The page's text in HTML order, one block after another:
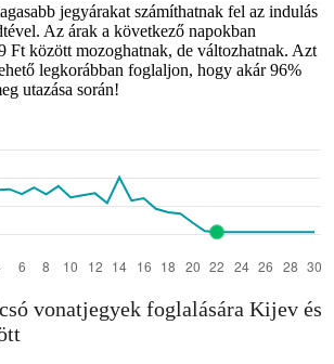
jegyárakat számíthatnak fel az indulás
Az árak a következő napokban
Ft között mozoghatnak, de változhatnak. Azt
legkorábban foglaljon, hogy akár 96%
utazása során!
vonatjegyek foglalására Kijev és